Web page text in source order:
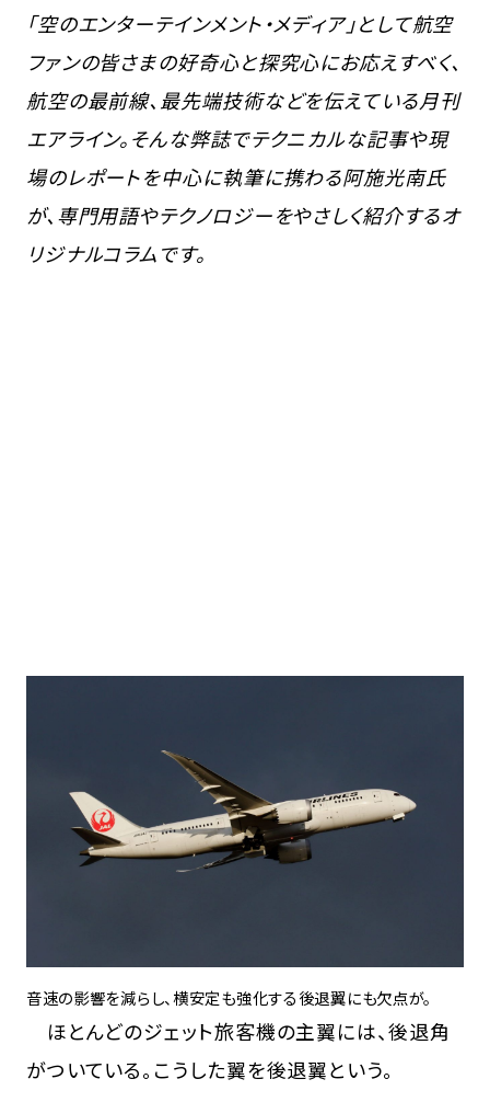
「空のエンターテインメント・メディア」として航空
ファンの皆さまの好奇心と探究心にお応えすべく、
航空の最前線、最先端技術などを伝えている月刊
エアライン。そんな弊誌でテクニカルな記事や現
場のレポートを中心に執筆に携わる阿施光南氏
が、専門用語やテクノロジーをやさしく紹介するオ
リジナルコラムです。
音速の影響を減らし、横安定も強化する後退翼にも欠点が。
ほとんどのジェット旅客機の主翼には、後退角
がついている。こうした翼を後退翼という。